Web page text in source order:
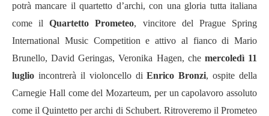
potrà mancare il quartetto d’archi, con una gloria tutta italiana
come ilQuartetto Prometeo, vincitore del Prague Spring
International Music Competition e attivo al fianco di Mario
Brunello, David Geringas, Veronika Hagen, che mercoledì 11
luglio incontrerà il violoncello diEnrico Bronzi, ospite della
Carnegie Hall come del Mozarteum, per un capolavoro assoluto
come il Quintetto per archi di Schubert. Ritroveremo il Prometeo